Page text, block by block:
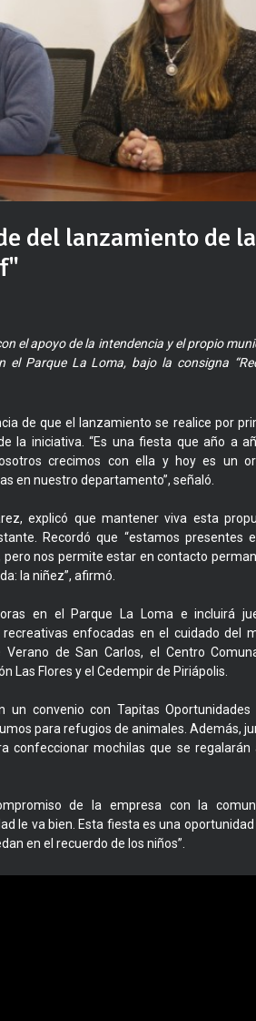
del lanzamiento de la
el apoyo de la intendencia y el propio
Parque La Loma, bajo la consigna
de que el lanzamiento se realice por
la iniciativa. “Es una fiesta que año a
crecimos con ella y hoy es un
en nuestro departamento”, señaló.
explicó que mantener viva esta
Recordó que “estamos presentes
pero nos permite estar en contacto
la niñez”, afirmó.
en el Parque La Loma e incluirá
enfocadas en el cuidado del
de San Carlos, el Centro
Las Flores y el Cedempir de Piriápolis.
convenio con Tapitas Oportunidades
para refugios de animales. Además,
confeccionar mochilas que se regalarán
de la empresa con la
le va bien. Esta fiesta es una
en el recuerdo de los niños”.